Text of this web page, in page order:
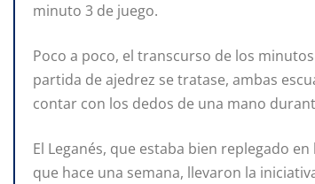
minuto 3 de juego.
Poco a poco, el transcurso de los
partida de ajedrez se tratase, ambas
contar con los dedos de una mano
El Leganés, que estaba bien replegado
que hace una semana, llevaron la